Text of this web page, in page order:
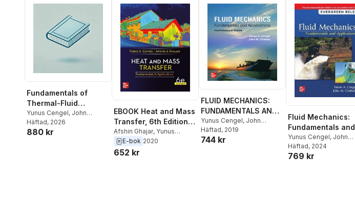
Fundamentals of
Thermal-Fluid
Sciences: 2026
Release ISE
Yunus Cengel, John
Cimbala,Afshin Ghajar
Häftad, 2026
880 kr
EBOOK Heat and Mass
Transfer, 6th Edition in
SI Units
Afshin Ghajar, Yunus
Cengel
E-bok 2020
652 kr
FLUID MECHANICS:
FUNDAMENTALS AND
APPLICATIONS, SI
Yunus Cengel, John
Cimbala
Häftad, 2019
744 kr
Fluid Mechanics:
Fundamentals and
Applications: 2024
Release ISE
Yunus Cengel, John
Cimbala
Häftad, 2024
769 kr